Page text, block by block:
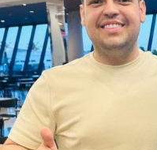
combate o racismo
filiados, há pessoas que
causa, sendo esta uma
conjunto de candidatos.